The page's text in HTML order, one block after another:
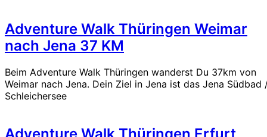
Adventure Walk Thüringen Weimar
nach Jena 37 KM
Beim Adventure Walk Thüringen wanderst Du 37km von
Weimar nach Jena. Dein Ziel in Jena ist das Jena Südbad
Schleichersee